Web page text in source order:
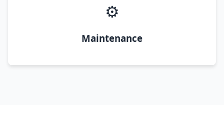
⚙️
Maintenance